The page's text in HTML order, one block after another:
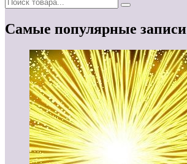
Самые популярные записи